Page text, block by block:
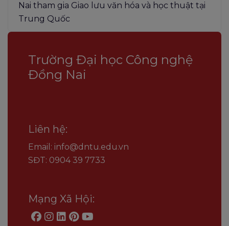
Nai tham gia Giao lưu văn hóa và học thuật tại
Trung Quốc
Trường Đại học Công nghệ
Đồng Nai
Liên hệ:
Email: info@dntu.edu.vn
SĐT: 0904 39 7733
Mạng Xã Hội: